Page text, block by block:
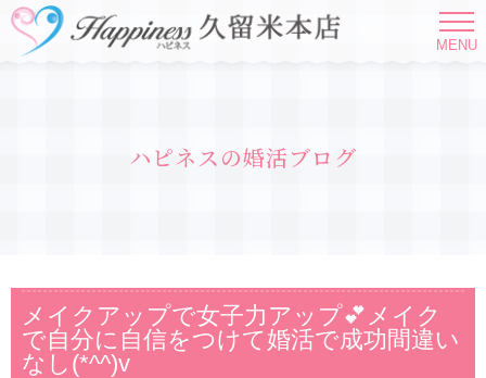
MENU
ハピネスの婚活ブログ
メイクアップで女子力アップ💕メイク
で自分に自信をつけて婚活で成功間違い
なし(*^^)v